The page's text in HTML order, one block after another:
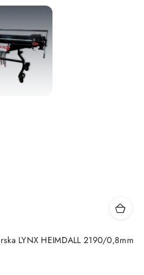
LYNX HEIMDALL 2190/0,8mm